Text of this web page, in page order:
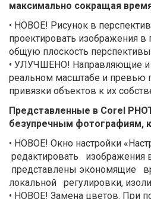
максимально сокращая
• НОВОЕ! Рисунок в
проектировать изображения в
общую плоскость
• УЛУЧШЕНО! Направляющие и
реальном масштабе и превью
привязки объектов к их
Представленные в Corel
безупречным фотографиям,
• НОВОЕ! Окно настройки
редактировать изображения
представлены экономящие
локальной регулировки,
• НОВОЕ! Замена цветов. При